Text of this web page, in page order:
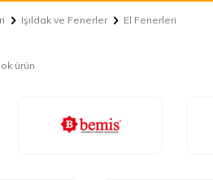
Işıldak ve Fenerler El Fenerleri
ürün